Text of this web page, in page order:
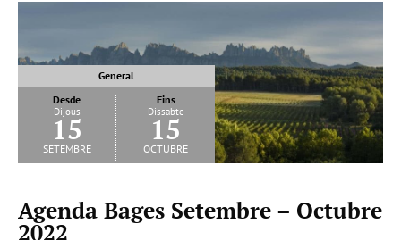
General
Desde
Dijous
15
setembre
Fins
Dissabte
15
octubre
Agenda Bages Setembre – Octubre
2022